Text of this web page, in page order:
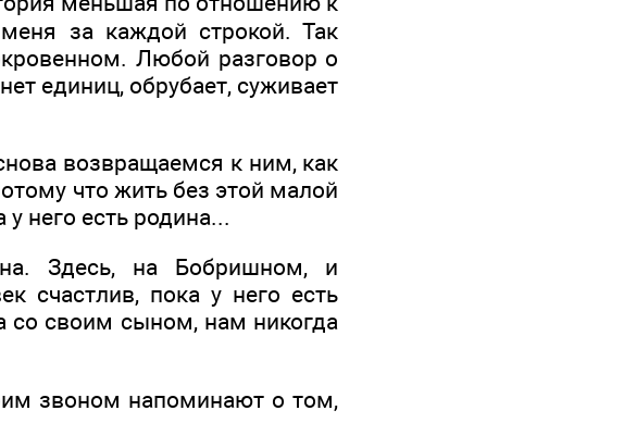
за каждой строкой. Так
Любой разговор о
единиц, обрубает, суживает
возвращаемся к ним, как
что жить без этой малой
него есть родина...
Здесь, на Бобришном, и
счастлив, пока у него есть
со своим сыном, нам никогда
звоном напоминают о том,